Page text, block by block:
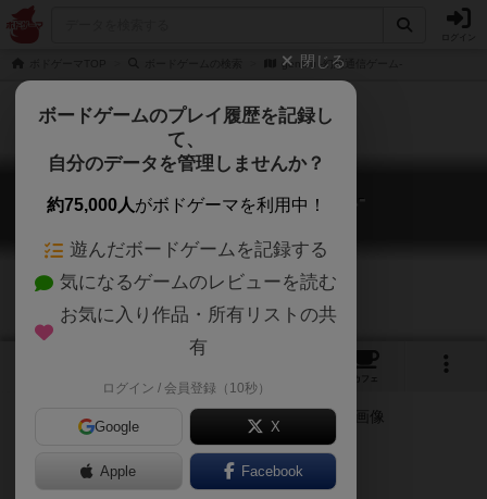
gentsu -幻想通信ゲーム-
gentsu -幻想通信ゲーム-
gentsu
カフェ
ゲームマーケット2018（大阪）
閉じる
ボードゲームのプレイ履歴を記録し
て、
自分のデータを管理しませんか？
約75,000人がボドゲーマを利用中！
遊んだボードゲームを記録する
気になるゲームのレビューを読む
お気に入り作品・所有リストの共
有
ログイン / 会員登録（10秒）
Google X
Apple Facebook